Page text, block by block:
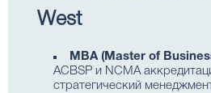
West
MBA (Master of
ACBSP и NCMA
стратегический